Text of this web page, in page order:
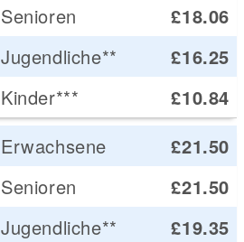
Senioren
£18.06
Jugendliche**
£16.25
Kinder***
£10.84
Erwachsene
£21.50
Senioren
£21.50
Jugendliche**
£19.35